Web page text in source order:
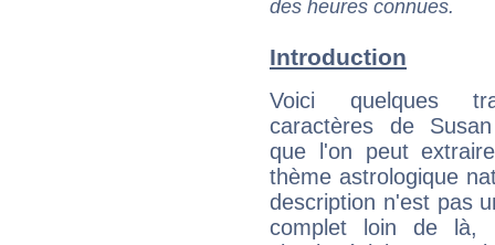
des heures connues.
Introduction
Voici quelques
caractères de
que l'on peut
thème astrologique
description n'est pas
complet loin de là,